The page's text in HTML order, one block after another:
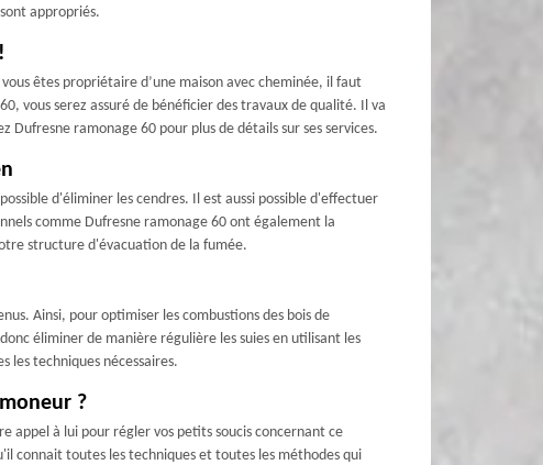
appropriés.
êtes propriétaire d’une maison avec cheminée, il faut
vous serez assuré de bénéficier des travaux de qualité. Il va
ramonage 60 pour plus de détails sur ses services.
d'éliminer les cendres. Il est aussi possible d'effectuer
comme Dufresne ramonage 60 ont également la
structure d'évacuation de la fumée.
Ainsi, pour optimiser les combustions des bois de
éliminer de manière régulière les suies en utilisant les
les techniques nécessaires.
?
appel à lui pour régler vos petits soucis concernant ce
connait toutes les techniques et toutes les méthodes qui